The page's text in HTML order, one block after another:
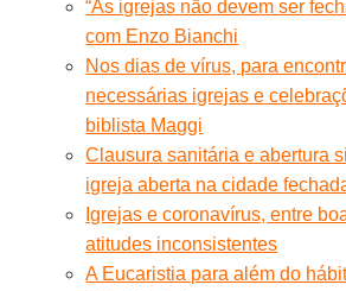
“As igrejas não devem ser
com Enzo Bianchi
Nos dias de vírus, para
necessárias igrejas e
biblista Maggi
Clausura sanitária e abertura
igreja aberta na cidade
Igrejas e coronavírus, entre
atitudes inconsistentes
A Eucaristia para além do